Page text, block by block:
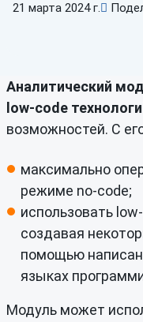
21 марта 2024 г.
Аналитический
low-code
возможностей. С
максимально
режиме no-code;
использовать
создавая
помощью
языках
Модуль может